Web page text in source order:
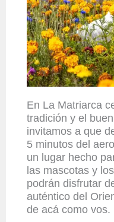
En La Matriarca
tradición y el
invitamos a que
5 minutos del
un lugar hecho
las mascotas y
podrán disfrutar
auténtico del
de acá como vos.